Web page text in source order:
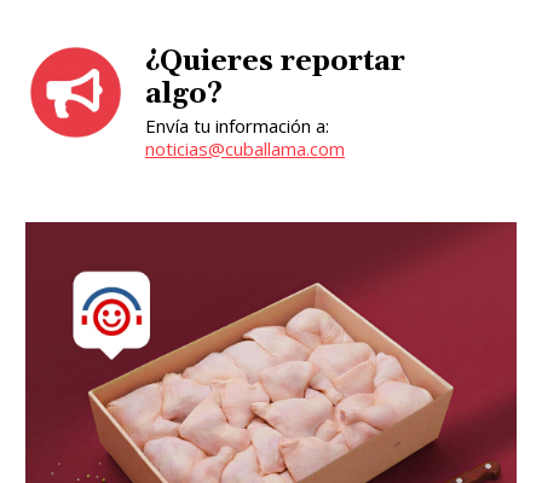
¿Quieres reportar
algo?
Envía tu información a:
noticias@cuballama.com